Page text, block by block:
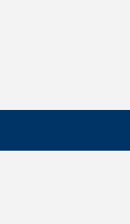
sowohl die
sich zum
zu entwickeln. Im
Produkten vor
Weg zum grünen
Schritt: In der
wird ein Reisser